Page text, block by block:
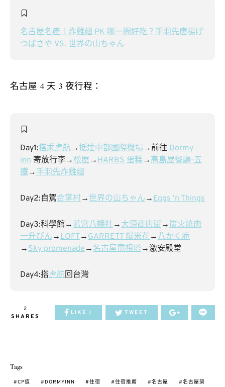
名古屋名產｜炸雞翅 PK 哪一間好吃？手羽先唐揚げ
つばさや VS. 世界の山ちゃん
名古屋 4 天 3 夜行程：
Day1:搭乘虎航→抵達中部國際機場→前往 Dormy
inn 寄放行李→松屋→HARBS 蛋糕→高島屋餐廳-五
鐵→手羽先炸雞翅
Day2:自駕合掌村→世界の山ちゃん→Eggs ‘n Things
Day3:科學館→若宮八幡社→大須商店街→炭火燒肉
一升びん→LOFT→GARRETT 爆米花→八かく庵
→Sky promenade→名古屋電視塔→激安殿堂
Day4:搭虎航回台灣
2
SHARES
LIKE 2 TWEET
Tags
CP值 DORMYINN 住宿 住宿推薦 名古屋 名古屋榮